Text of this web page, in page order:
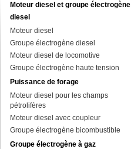
Moteur diesel et groupe électrogène
diesel
Moteur diesel
Groupe électrogène diesel
Moteur diesel de locomotive
Groupe électrogène haute tension
Puissance de forage
Moteur diesel pour les champs
pétrolifères
Moteur diesel avec coupleur
Groupe électrogène bicombustible
Groupe électrogène à gaz